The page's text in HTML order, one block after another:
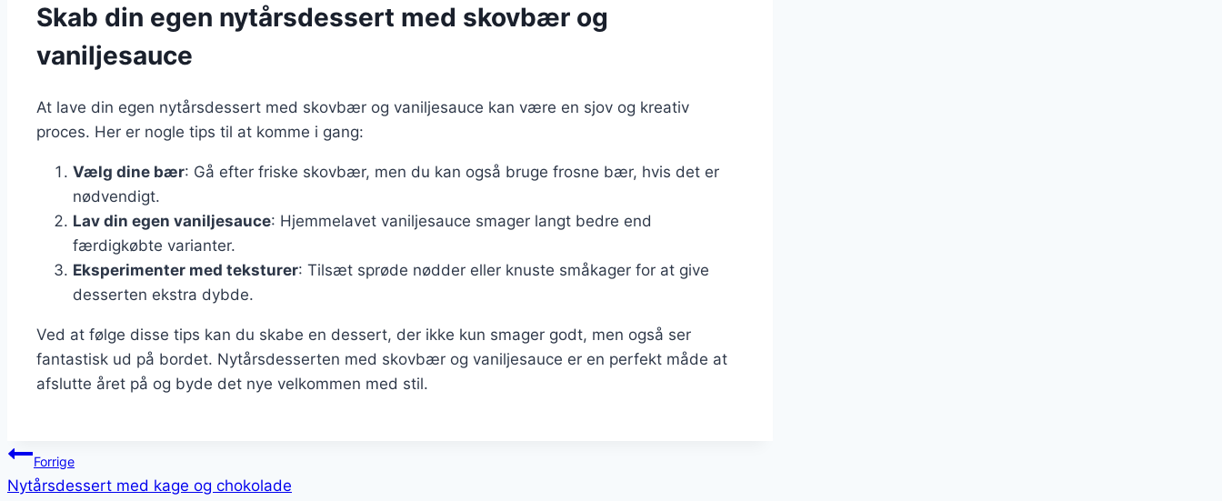
Skab din egen nytårsdessert med skovbær og
vaniljesauce
At lave din egen nytårsdessert med skovbær og vaniljesauce kan være en sjov og kreativ
proces. Her er nogle tips til at komme i gang:
Vælg dine bær: Gå efter friske skovbær, men du kan også bruge frosne bær, hvis det er
nødvendigt.
Lav din egen vaniljesauce: Hjemmelavet vaniljesauce smager langt bedre end
færdigkøbte varianter.
Eksperimenter med teksturer: Tilsæt sprøde nødder eller knuste småkager for at give
desserten ekstra dybde.
Ved at følge disse tips kan du skabe en dessert, der ikke kun smager godt, men også ser
fantastisk ud på bordet. Nytårsdesserten med skovbær og vaniljesauce er en perfekt måde at
afslutte året på og byde det nye velkommen med stil.
Indlægsnavigation
Forrige
Nytårsdessert med kage og chokolade